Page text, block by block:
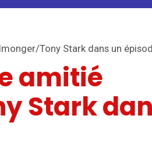
Tony Stark dans un
amitié
Stark